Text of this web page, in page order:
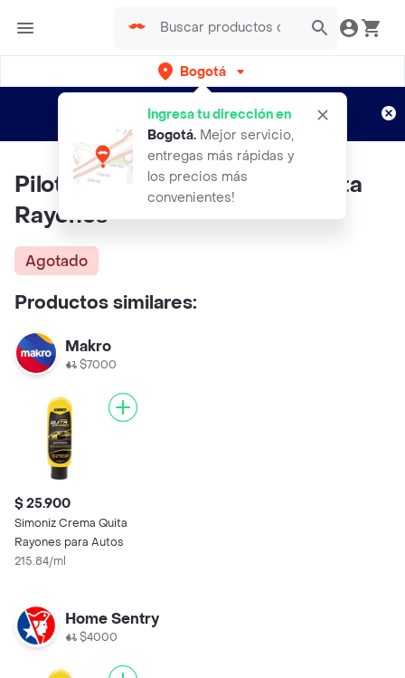
Bogotá
Ingresa tu dirección en
Bogotá. Mejor servicio,
entregas más rápidas y
los precios más
convenientes!
envíos gratis por semanas
Aplican TyC
Pilot Racing Cera Rubbing Quita
Rayones
Agotado
Productos similares:
Makro
$7000
$ 25.900
Simoniz Crema Quita
Rayones para Autos
215.84/ml
Home Sentry
$4000